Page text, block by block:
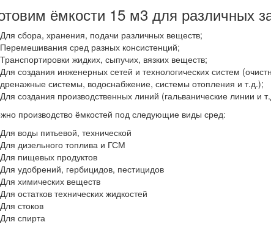
ёмкости 15 м3 для различных
Для сбора, хранения, подачи различных веществ;
Перемешивания сред разных консистенций;
Транспортировки жидких, сыпучих, вязких веществ;
Для создания инженерных сетей и технологических систем
дренажные системы, водоснабжение, системы отопления и т.д.);
Для создания производственных линий (гальванические линии и
производство ёмкостей под следующие виды сред:
Для воды питьевой, технической
Для дизельного топлива и ГСМ
Для пищевых продуктов
Для удобрений, гербицидов, пестицидов
Для химических веществ
Для остатков технических жидкостей
Для стоков
Для спирта